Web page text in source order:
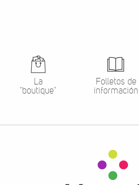
La
"boutique"
Folletos de
información